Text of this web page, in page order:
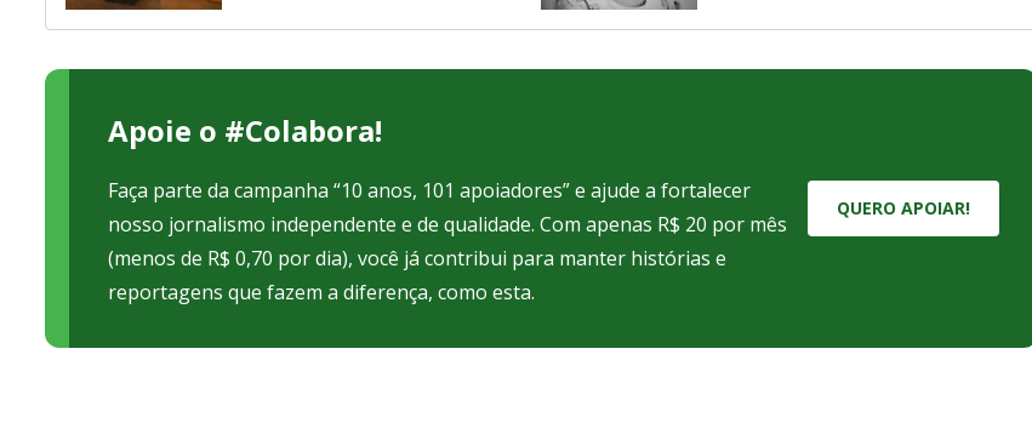
Apoie o #Colabora!
Faça parte da campanha “10 anos, 101 apoiadores” e ajude a fortalecer
nosso jornalismo independente e de qualidade. Com apenas R$ 20 por mês
(menos de R$ 0,70 por dia), você já contribui para manter histórias e
reportagens que fazem a diferença, como esta.
QUERO APOIAR!